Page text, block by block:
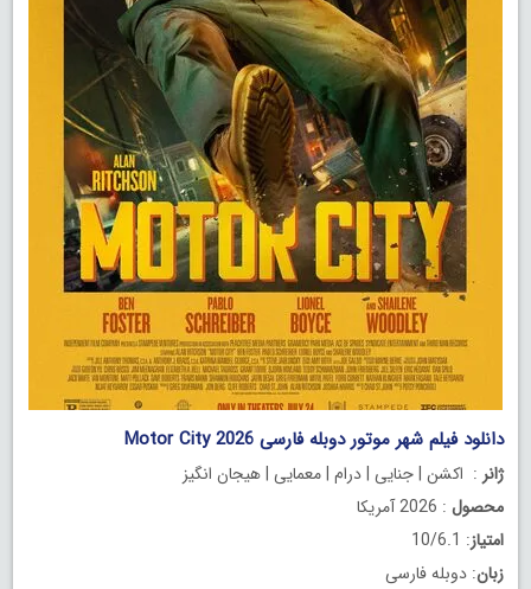
دانلود فیلم شهر موتور دوبله فارسی Motor City 2026
ژانر : اکشن | جنایی | درام | معمایی | هیجان انگیز
محصول : 2026 آمریکا
امتیاز: 10/6.1
زبان: دوبله فارسی